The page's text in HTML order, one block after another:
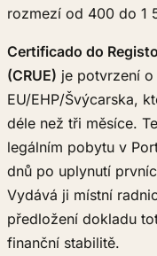
rozmezí od 400 do 1
Certificado do
(CRUE) je potvrzení
EU/EHP/Švýcarska,
déle než tři měsíce.
legálním pobytu v
dnů po uplynutí
Vydává ji místní
předložení dokladu
finanční stabilitě.